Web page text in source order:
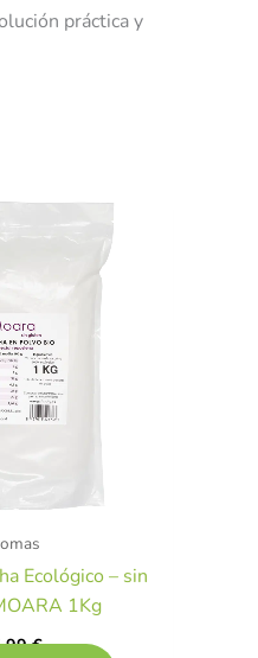
práctica y
Ecológico – sin
1Kg
€